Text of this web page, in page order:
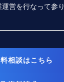
営を行なって参り
相談はこちら